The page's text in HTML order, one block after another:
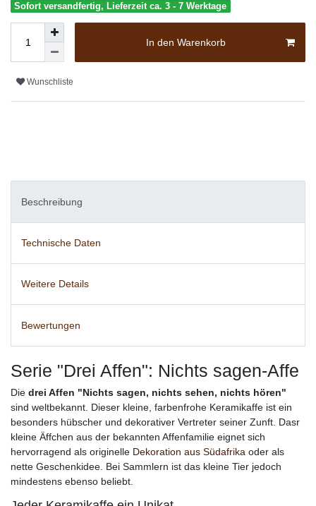
Sofort versandfertig, Lieferzeit ca. 3 - 7 Werktage
In den Warenkorb
Wunschliste
Beschreibung
Technische Daten
Weitere Details
Bewertungen
Serie "Drei Affen": Nichts sagen-Affe
Die drei Affen "Nichts sagen, nichts sehen, nichts hören"
sind weltbekannt. Dieser kleine, farbenfrohe Keramikaffe ist ein
besonders hübscher und dekorativer Vertreter seiner Zunft. Dasr
kleine Äffchen aus der bekannten Affenfamilie eignet sich
hervorragend als originelle Dekoration aus Südafrika oder als
nette Geschenkidee. Bei Sammlern ist das kleine Tier jedoch
mindestens ebenso beliebt.